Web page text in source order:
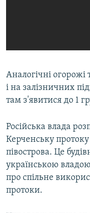
Аналогічні
і на залізничних
там з'явитися до 1
Російська влада
Керченську протоку
півострова. Це
українською
про спільне
протоки.